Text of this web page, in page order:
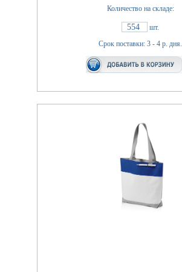
Количество на складе:
554
шт.
Срок поставки: 3 - 4 р. дня.